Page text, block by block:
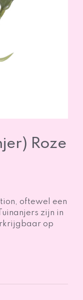
Roze
oftewel een
zijn in
op